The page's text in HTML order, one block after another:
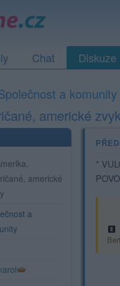
Chat Diskuze
a komunity
americké
americké
a
*